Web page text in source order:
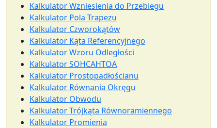
Kalkulator Wzniesienia do Przebiegu
Kalkulator Pola Trapezu
Kalkulator Czworokątów
Kalkulator Kąta Referencyjnego
Kalkulator Wzoru Odległości
Kalkulator SOHCAHTOA
Kalkulator Prostopadłościanu
Kalkulator Równania Okręgu
Kalkulator Obwodu
Kalkulator Trójkąta Równoramiennego
Kalkulator Promienia